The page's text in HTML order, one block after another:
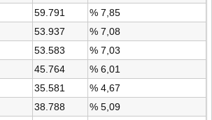
59.791
% 7,85
53.937
% 7,08
53.583
% 7,03
45.764
% 6,01
35.581
% 4,67
38.788
% 5,09